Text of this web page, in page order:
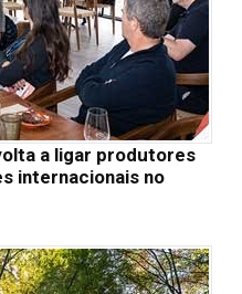
a ligar produtores
internacionais no